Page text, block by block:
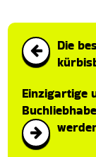
Die
Einzigartige